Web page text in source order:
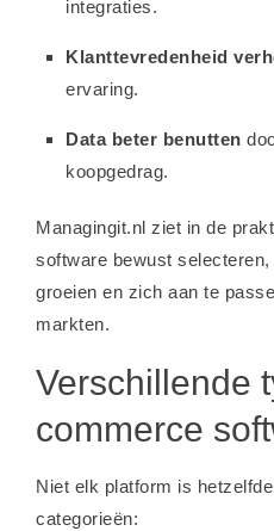
integraties.
Klanttevredenheid
ervaring.
Data beter benutten
koopgedrag.
Managingit.nl ziet in de
software bewust
groeien en zich aan te
markten.
Verschillende
commerce
Niet elk platform is
categorieën: